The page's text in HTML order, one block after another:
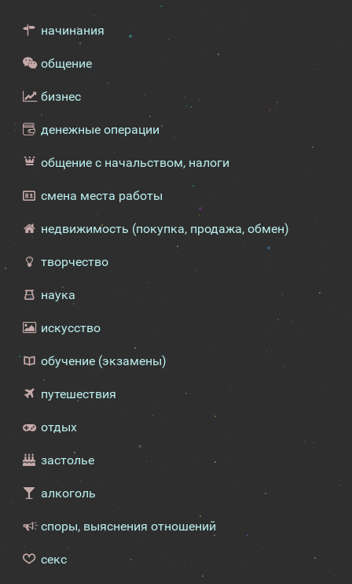
начинания
общение
бизнес
денежные операции
общение с начальством, налоги
смена места работы
недвижимость (покупка, продажа, обмен)
творчество
наука
искусство
обучение (экзамены)
путешествия
отдых
застолье
алкоголь
споры, выяснения отношений
секс